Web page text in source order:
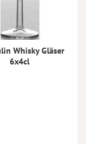
Whisky Gläser
6x4cl